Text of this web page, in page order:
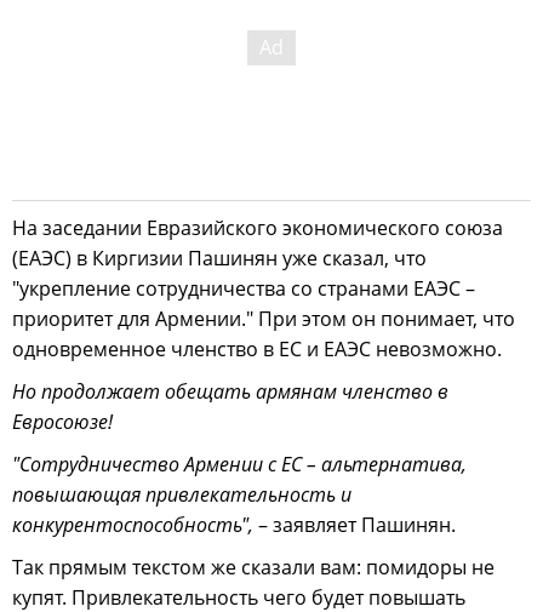
На заседании Евразийского экономического союза
(ЕАЭС) в Киргизии Пашинян уже сказал, что
"укрепление сотрудничества со странами ЕАЭС –
приоритет для Армении." При этом он понимает, что
одновременное членство в ЕС и ЕАЭС невозможно.
Но продолжает обещать армянам членство в
Евросоюзе!
"Сотрудничество Армении с ЕС – альтернатива,
повышающая привлекательность и
конкурентоспособность", – заявляет Пашинян.
Так прямым текстом же сказали вам: помидоры не
купят. Привлекательность чего будет повышать